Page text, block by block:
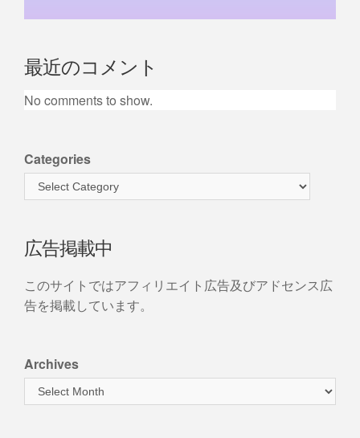
最近のコメント
No comments to show.
Categories
広告掲載中
このサイトではアフィリエイト広告及びアドセンス広
告を掲載しています。
Archives